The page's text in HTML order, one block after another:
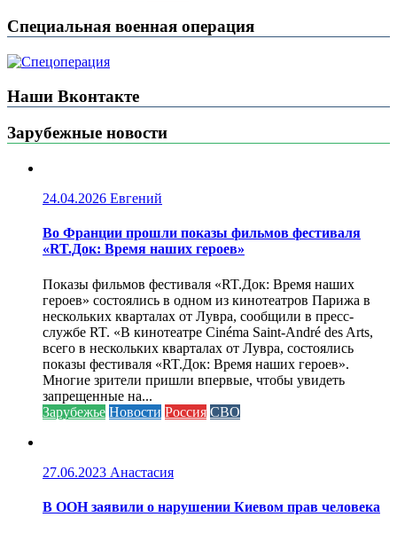
Специальная военная операция
Наши Вконтакте
Зарубежные новости
24.04.2026 Евгений
Во Франции прошли показы фильмов фестиваля
«RT.Док: Время наших героев»
Показы фильмов фестиваля «RT.Док: Время наших
героев» состоялись в одном из кинотеатров Парижа в
нескольких кварталах от Лувра, сообщили в пресс-
службе RT. «В кинотеатре Cinéma Saint-André des Arts,
всего в нескольких кварталах от Лувра, состоялись
показы фестиваля «RT.Док: Время наших героев».
Многие зрители пришли впервые, чтобы увидеть
запрещенные на...
Зарубежье Новости Россия СВО
27.06.2023 Анастасия
В ООН заявили о нарушении Киевом прав человека